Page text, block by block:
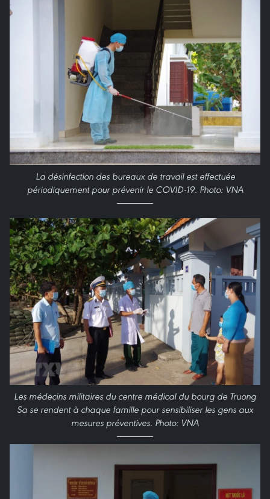
La désinfection des bureaux de travail est effectuée
périodiquement pour prévenir le COVID-19. Photo: VNA
Les médecins militaires du centre médical du bourg de Truong
Sa se rendent à chaque famille pour sensibiliser les gens aux
mesures préventives. Photo: VNA